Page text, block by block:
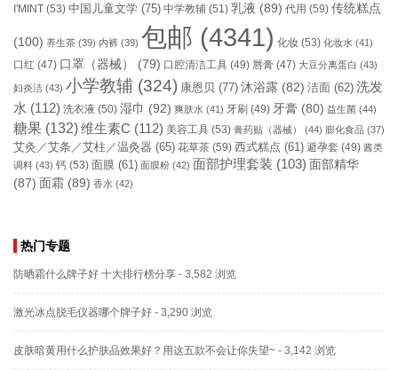
I'MINT (53) 中国儿童文学 (75) 中学教辅 (51) 乳液 (89) 代用 (59) 传统糕点
(100) 养生茶 (39) 内裤 (39) 包邮 (4341) 化妆 (53) 化妆水 (41)
口红 (47) 口罩（器械） (79) 口腔清洁工具 (49) 唇膏 (47) 大豆分离蛋白 (43)
妇炎洁 (43) 小学教辅 (324) 康恩贝 (77) 沐浴露 (82) 洁面 (62) 洗发
水 (112) 洗衣液 (50) 湿巾 (92) 爽肤水 (41) 牙刷 (49) 牙膏 (80) 益生菌 (44)
糖果 (132)维生素C (112) 美容工具 (53) 膏药贴（器械） (44) 膨化食品 (37)
艾灸／艾条／艾柱／温灸器 (65) 花草茶 (59) 西式糕点 (61) 避孕套 (49) 酱类
调料 (43) 钙 (53) 面膜 (61) 面膜粉 (42) 面部护理套装 (103) 面部精华
(87) 面霜 (89) 香水 (42)
热门专题
防晒霜什么牌子好 十大排行榜分享 - 3,582 浏览
激光冰点脱毛仪器哪个牌子好 - 3,290 浏览
皮肤暗黄用什么护肤品效果好？用这五款不会让你失望~ - 3,142 浏览